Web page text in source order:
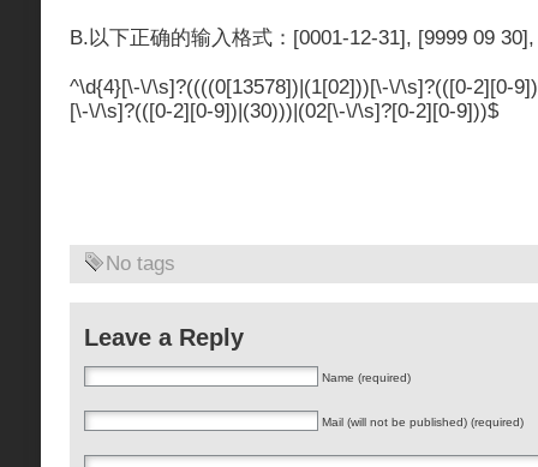
B.以下正确的输入格式：[0001-12-31], [9999 09
^\d{4}[\-\/\s]?((((0[13578])|(1[02]))[\-\/\s]?(([0-2][0-
[\-\/\s]?(([0-2][0-9])|(30)))|(02[\-\/\s]?[0-2][0-9]))$
No tags
Leave a Reply
Name (required)
Mail (will not be published) (required)